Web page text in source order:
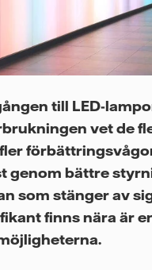
till LED-
vet de
genom bättre
som stänger av
finns nära är